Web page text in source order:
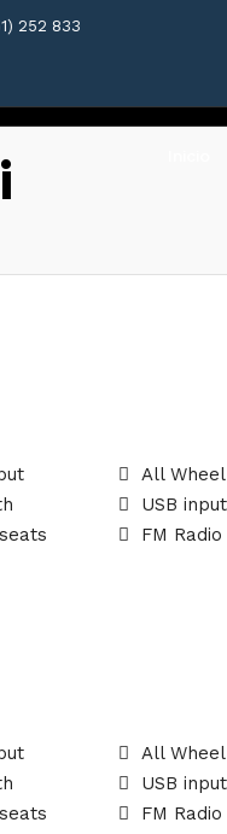
252 833
All
USB input
FM Radio
All
USB input
FM Radio